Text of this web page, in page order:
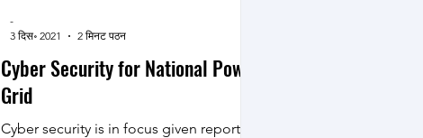
Cyber Security for National Power
Grid
Cyber security is in focus given reports
-
3 दिस॰ 2021
2 मिनट पठन